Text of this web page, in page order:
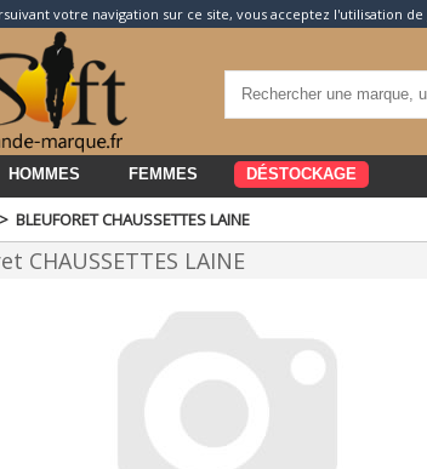
votre navigation sur ce site, vous acceptez l'utilisation de
HOMMES FEMMES DÉSTOCKAGE
> BLEUFORET CHAUSSETTES LAINE
CHAUSSETTES LAINE